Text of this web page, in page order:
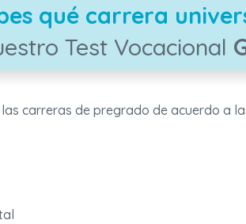
qué carrera
Test Vocacional
carreras de pregrado de acuerdo a